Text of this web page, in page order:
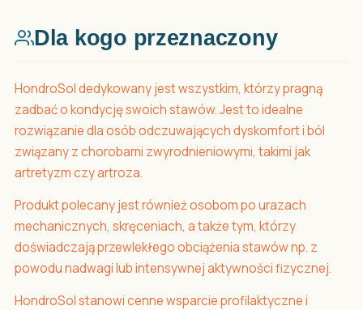
Dla kogo przeznaczony
HondroSol dedykowany jest wszystkim, którzy pragną
zadbać o kondycję swoich stawów. Jest to idealne
rozwiązanie dla osób odczuwających dyskomfort i ból
związany z chorobami zwyrodnieniowymi, takimi jak
artretyzm czy artroza.
Produkt polecany jest również osobom po urazach
mechanicznych, skręceniach, a także tym, którzy
doświadczają przewlekłego obciążenia stawów np. z
powodu nadwagi lub intensywnej aktywności fizycznej.
HondroSol stanowi cenne wsparcie profilaktyczne i